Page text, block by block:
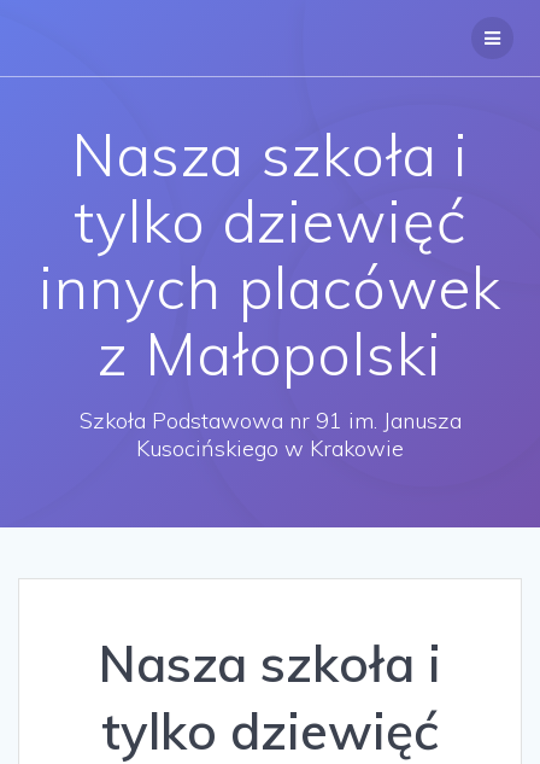
Nasza szkoła i
tylko dziewięć
innych placówek
z Małopolski
Szkoła Podstawowa nr 91 im. Janusza
Kusocińskiego w Krakowie
Nasza szkoła i
tylko dziewięć